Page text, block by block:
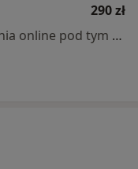
290 zł
Specjalista nie oferuje umawiania online pod tym adresem.